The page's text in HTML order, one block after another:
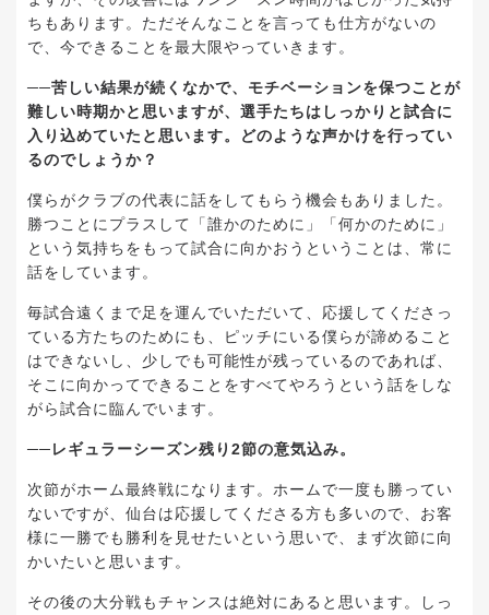
ちもあります。ただそんなことを言っても仕方がないの
で、今できることを最大限やっていきます。
──苦しい結果が続くなかで、モチベーションを保つことが
難しい時期かと思いますが、選手たちはしっかりと試合に
入り込めていたと思います。どのような声かけを行ってい
るのでしょうか？
僕らがクラブの代表に話をしてもらう機会もありました。
勝つことにプラスして「誰かのために」「何かのために」
という気持ちをもって試合に向かおうということは、常に
話をしています。
毎試合遠くまで足を運んでいただいて、応援してくださっ
ている方たちのためにも、ピッチにいる僕らが諦めること
はできないし、少しでも可能性が残っているのであれば、
そこに向かってできることをすべてやろうという話をしな
がら試合に臨んでいます。
──レギュラーシーズン残り2節の意気込み。
次節がホーム最終戦になります。ホームで一度も勝ってい
ないですが、仙台は応援してくださる方も多いので、お客
様に一勝でも勝利を見せたいという思いで、まず次節に向
かいたいと思います。
その後の大分戦もチャンスは絶対にあると思います。しっ